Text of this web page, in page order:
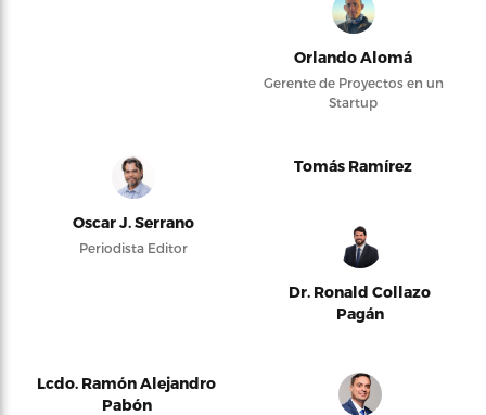
Orlando Alomá
Gerente de Proyectos en un
Startup
Oscar J. Serrano
Periodista Editor
Tomás Ramírez
Dr. Ronald Collazo
Pagán
Lcdo. Ramón Alejandro
Pabón